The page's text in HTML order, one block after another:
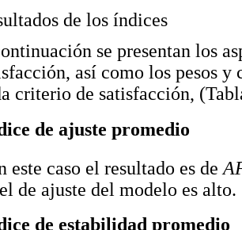
de los índices
se presentan los
así como los pesos y
criterio de satisfacción,
de ajuste promedio
este caso el resultado es de
de ajuste del modelo es alto.
de estabilidad promedio